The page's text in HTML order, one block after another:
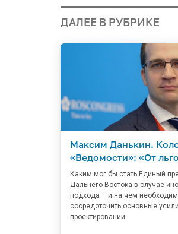
ДАЛЕЕ В РУБРИКЕ
Максим Данькин.
«Ведомости»: «От
Каким мог бы стать Единый
Дальнего Востока в случае
подхода – и на чем
сосредоточить основные
проектировании